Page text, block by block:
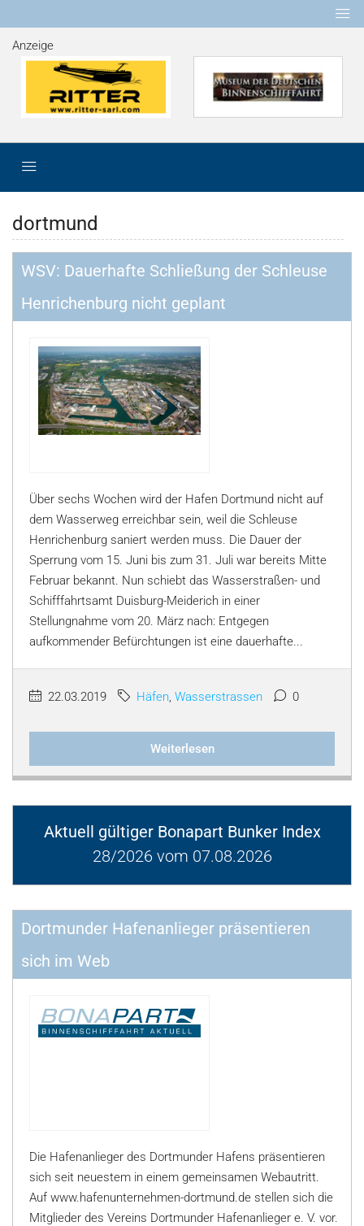
Anzeige
dortmund
WSV: Dauerhafte Schließung der Schleuse
Henrichenburg nicht geplant
Über sechs Wochen wird der Hafen Dortmund nicht auf
dem Wasserweg erreichbar sein, weil die Schleuse
Henrichenburg saniert werden muss. Die Dauer der
Sperrung vom 15. Juni bis zum 31. Juli war bereits Mitte
Februar bekannt. Nun schiebt das Wasserstraßen- und
Schifffahrtsamt Duisburg-Meiderich in einer
Stellungnahme vom 20. März nach: Entgegen
aufkommender Befürchtungen ist eine dauerhafte...
22.03.2019 Häfen, Wasserstrassen 0
Weiterlesen
Aktuell gültiger Bonapart Bunker Index
28/2026 vom 07.08.2026
Dortmunder Hafenanlieger präsentieren
sich im Web
Die Hafenanlieger des Dortmunder Hafens präsentieren
sich seit neuestem in einem gemeinsamen Webautritt.
Auf www.hafenunternehmen-dortmund.de stellen sich die
Mitglieder des Vereins Dortmunder Hafenanlieger e. V. vor.